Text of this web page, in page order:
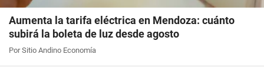
Aumenta la tarifa eléctrica en Mendoza: cuánto
subirá la boleta de luz desde agosto
Por Sitio Andino Economía